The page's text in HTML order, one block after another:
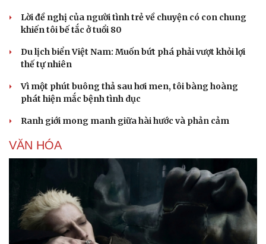
Lời đề nghị của người tình trẻ về chuyện có con chung
khiến tôi bế tắc ở tuổi 80
Du lịch biển Việt Nam: Muốn bứt phá phải vượt khỏi lợi
thế tự nhiên
Vì một phút buông thả sau hơi men, tôi bàng hoàng
phát hiện mắc bệnh tình dục
Ranh giới mong manh giữa hài hước và phản cảm
VĂN HÓA